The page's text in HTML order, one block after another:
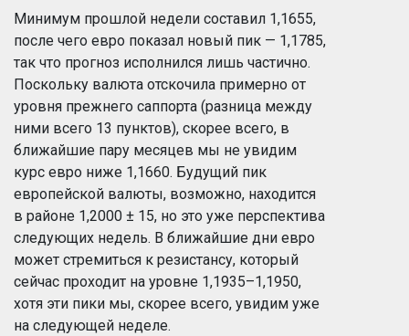
Минимум прошлой недели составил 1,1655,
после чего евро показал новый пик — 1,1785,
так что прогноз исполнился лишь частично.
Поскольку валюта отскочила примерно от
уровня прежнего саппорта (разница между
ними всего 13 пунктов), скорее всего, в
ближайшие пару месяцев мы не увидим
курс евро ниже 1,1660. Будущий пик
европейской валюты, возможно, находится
в районе 1,2000 ± 15, но это уже перспектива
следующих недель. В ближайшие дни евро
может стремиться к резистансу, который
сейчас проходит на уровне 1,1935–1,1950,
хотя эти пики мы, скорее всего, увидим уже
на следующей неделе.